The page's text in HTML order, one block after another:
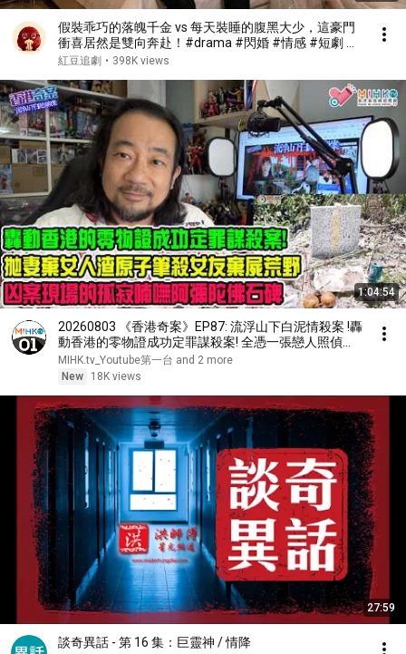
假裝乖巧的落魄千金 vs 每天裝睡的腹黑大少，這豪門
衝喜居然是雙向奔赴！#drama #閃婚 #情感 #短劇 #
女頻 #現代 #甜寵愛情劇
紅豆追劇 • 398K views
1:04:54
20260803 《香港奇案》EP87: 流浮山下白泥情殺案 !轟
動香港的零物證成功定罪謀殺案! 全憑一張戀人照偵破
姊弟戀情殺案！拋妻棄女佔有慾強人渣，原子筆殘殺女
友棄屍荒野！孤寂的喃嘸阿彌陀佛碑
MIHK.tv_Youtube第一台 and 2 more
New
18K views
27:59
談奇異話 - 第 16 集：巨靈神 / 情降